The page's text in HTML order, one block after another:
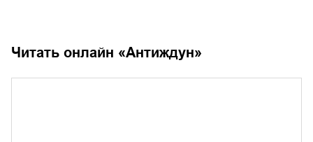
Читать онлайн «Антиждун»